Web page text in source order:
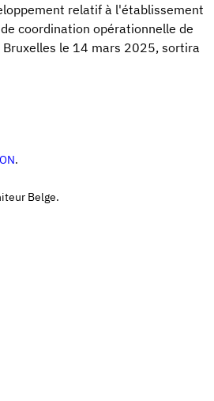
relatif à l'établissement
coordination opérationnelle de
le 14 mars 2025, sortira
.
Belge.